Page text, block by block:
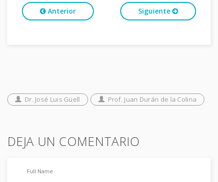
Anterior Siguiente
Dr. José Luis Güell Prof. Juan Durán de la Colina
DEJA UN COMENTARIO